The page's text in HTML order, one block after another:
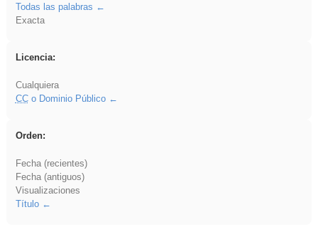
Todas las palabras
Exacta
Licencia:
Cualquiera
CCo Dominio Público
Orden:
Fecha (recientes)
Fecha (antiguos)
Visualizaciones
Título